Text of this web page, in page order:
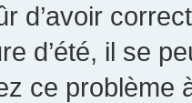
d’avoir
d’été, il se
ce problème